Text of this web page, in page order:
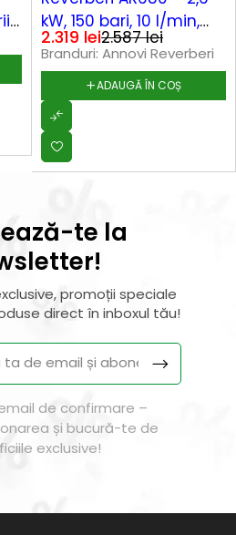
kW, 150 bari, 10 l/min,
pompă triplex alama
2.587lei
2.319 lei
Branduri: Annovi Reverberi
ADAUGĂ ÎN COȘ
te la
promoții speciale
direct în inboxul tău!
de confirmare –
și bucură-te de
exclusive!